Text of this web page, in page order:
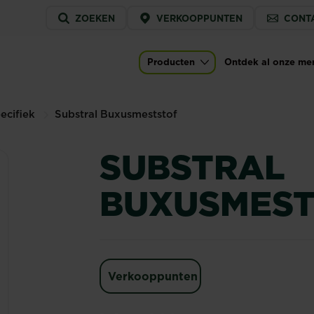
Service
menu
ZOEKEN VERKOOPPUNTEN
Main navigation
Producten Ontdek al onze
Substral Buxusmeststof
SUBSTRAL
Verkooppunten